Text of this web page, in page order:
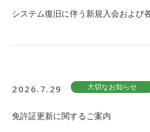
システム復旧に伴う新規入会および
2026.7.29 大切なお知らせ
免許証更新に関するご案内